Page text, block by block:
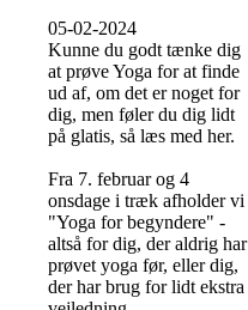
05-02-2024
Kunne du godt tænke dig
at prøve Yoga for at finde
ud af, om det er noget for
dig, men føler du dig lidt
på glatis, så læs med her.
Fra 7. februar og 4
onsdage i træk afholder vi
"Yoga for begyndere" -
altså for dig, der aldrig har
prøvet yoga før, eller dig,
der har brug for lidt ekstra